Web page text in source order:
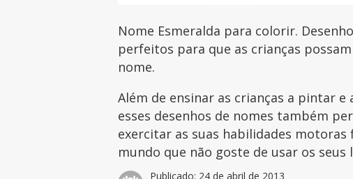
Nome Esmeralda para colorir.
perfeitos para que as crianças
nome.
Além de ensinar as crianças a pintar e
esses desenhos de nomes também
exercitar as suas habilidades motoras
mundo que não goste de usar os
Publicado: 24 de abril de 2013